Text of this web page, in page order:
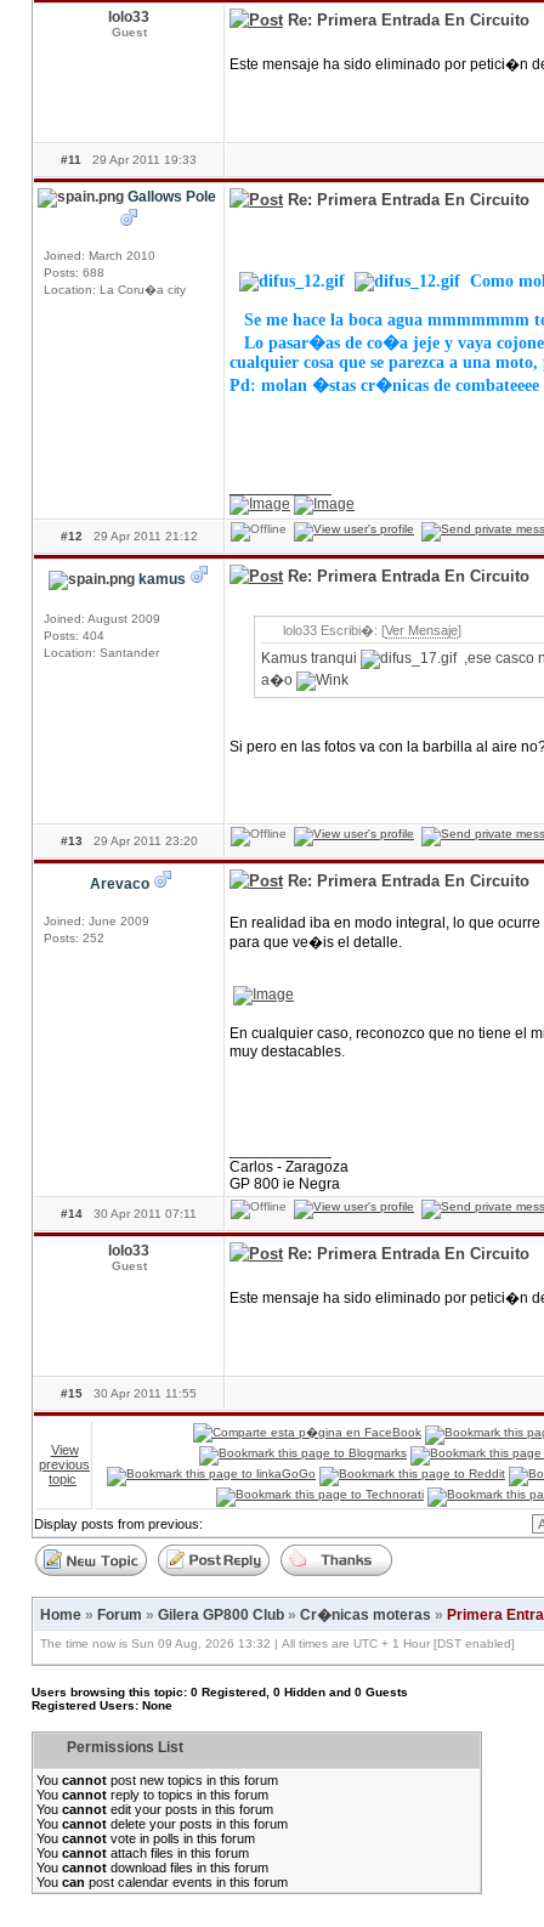
lolo33
Guest
Re: Primera Entrada En Circuito
Este mensaje ha sido eliminado por petici�n
#11 29 Apr 2011 19:33
Gallows Pole
Joined: March 2010
Posts: 688
Location: La Coru�a city
Re: Primera Entrada En Circuito
Como
Se me hace la boca agua
Lo pasar�as de co�a jeje y vaya
cualquier cosa que se parezca a una
Pd: molan �stas cr�nicas de combateeee
#12 29 Apr 2011 21:12
kamus
Joined: August 2009
Posts: 404
Location: Santander
Re: Primera Entrada En Circuito
lolo33 Escribi�: [Ver Mensaje]
Kamus tranqui
,ese casco
a�o
Si pero en las fotos va con la barbilla al aire
#13 29 Apr 2011 23:20
Arevaco
Joined: June 2009
Posts: 252
Re: Primera Entrada En Circuito
En realidad iba en modo integral, lo que
para que ve�is el detalle.
En cualquier caso, reconozco que no tiene el
muy destacables.
Carlos - Zaragoza
GP 800 ie Negra
#14 30 Apr 2011 07:11
lolo33
Guest
Re: Primera Entrada En Circuito
Este mensaje ha sido eliminado por petici�n
#15 30 Apr 2011 11:55
View
previous
topic
Display posts from previous:
Home » Forum » Gilera GP800 Club » Cr�nicas moteras » Primera
The time now is Sun 09 Aug, 2026 13:32 | All times are UTC + 1 Hour [DST enabled]
Users browsing this topic: 0 Registered, 0 Hidden and 0 Guests
Registered Users: None
Permissions List
You cannot post new topics in this forum
You cannot reply to topics in this forum
You cannot edit your posts in this forum
You cannot delete your posts in this forum
You cannot vote in polls in this forum
You cannot attach files in this forum
You cannot download files in this forum
You can post calendar events in this forum